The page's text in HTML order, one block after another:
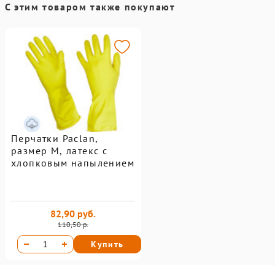
С этим товаром также покупают
Перчатки Paclan,
размер M, латекс с
хлопковым напылением
110,50 р.
82,90 руб.
Купить